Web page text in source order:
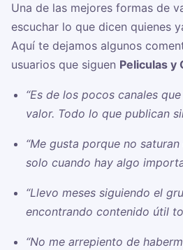
Una de las mejores formas de
escuchar lo que dicen quienes
Aquí te dejamos algunos
usuarios que siguen Peliculas y
“Es de los pocos canales
valor. Todo lo que publican
“Me gusta porque no
solo cuando hay algo
“Llevo meses siguiendo el
encontrando contenido útil
“No me arrepiento de